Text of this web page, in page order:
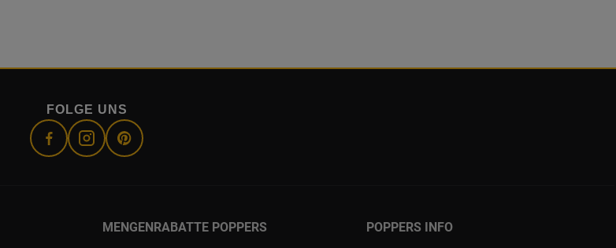
FOLGE UNS
MENGENRABATTE POPPERS POPPERS INFO